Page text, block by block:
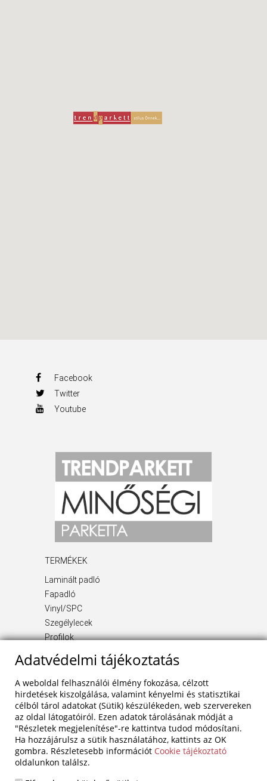
Facebook
Twitter
Youtube
TERMÉKEK
Laminált padló
Fapadló
Vinyl/SPC
Szegélylecek
Profilok
Kiegészítő termékek
Rólunk
Blog
Szolgáltatások
Referenciák
Akciók
Kapcsolat
Adatvédelem
Adatvédelmi tájékoztatás
A weboldal felhasználói élmény fokozása, célzott
hirdetések kiszolgálása, valamint kényelmi és statisztikai
célból tárol adatokat (Sütik) készülékeden, web szervereken
az oldal látogatóiról. Ezen adatok tárolásának módját a
"Részletek megjelenítése"-re kattintva tudod módosítani.
Ha hozzájárulsz a sütik használatához, kattints az OK
gombra. Részletesebb információt Cookie tájékoztató
oldalunkon találsz.